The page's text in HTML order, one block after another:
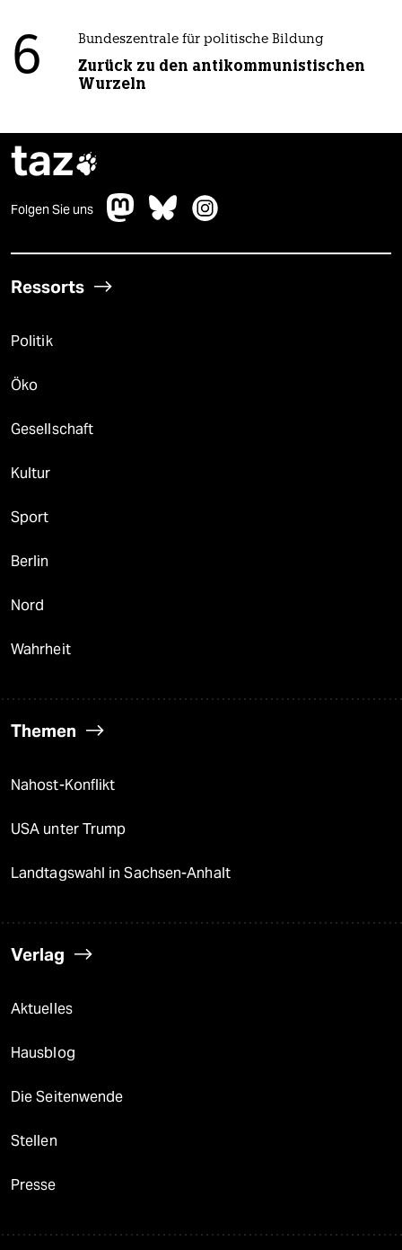
6 Bundeszentrale für politische Bildung
Zurück zu den antikommunistischen
Wurzeln
taz
Folgen Sie uns
Ressorts
Politik
Öko
Gesellschaft
Kultur
Sport
Berlin
Nord
Wahrheit
Themen
Nahost-Konflikt
USA unter Trump
Landtagswahl in Sachsen-Anhalt
Verlag
Aktuelles
Hausblog
Die Seitenwende
Stellen
Presse